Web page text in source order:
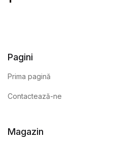
Pagini
Prima pagină
Contactează-ne
Magazin